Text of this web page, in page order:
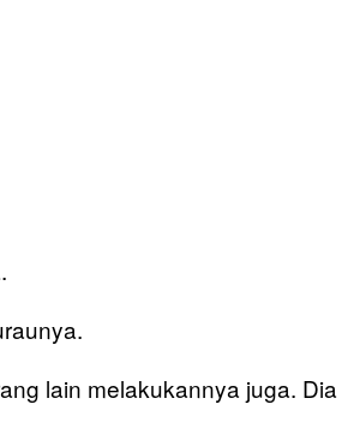
lain melakukannya juga. Dia